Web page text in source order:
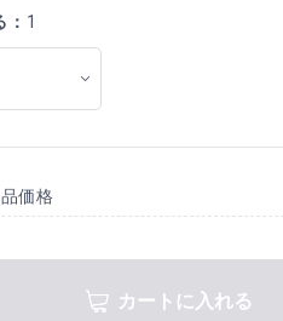
1
価格
カートに入れる